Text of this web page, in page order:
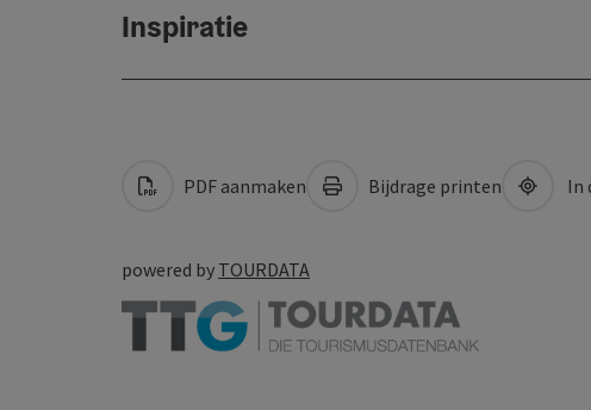
Inspiratie
PDF aanmaken Bijdrage printen In
powered by TOURDATA